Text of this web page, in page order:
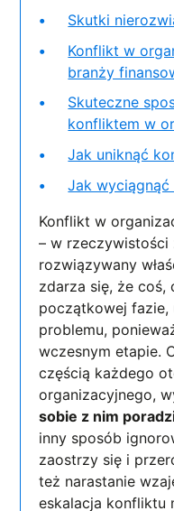
Skutki
Konflikt w
branży
Skuteczne
konfliktem w
Jak uniknąć
Jak
Konflikt w
– w rzeczywistości
rozwiązywany
zdarza się, że coś,
początkowej fazie,
problemu,
wczesnym etapie.
częścią każdego
organizacyjnego,
sobie z nim
inny sposób
zaostrzy się i
też narastanie
eskalacja konfliktu